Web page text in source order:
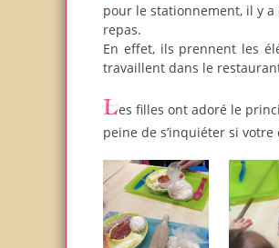
pour le stationnement, il y a
repas.
En effet, ils prennent les
travaillent dans le
Les filles ont adoré le principe. De plus, tout est adapté pour les enfants (lavabos à leur taille, toboggan…) et pas la
peine de s’inquiéter si